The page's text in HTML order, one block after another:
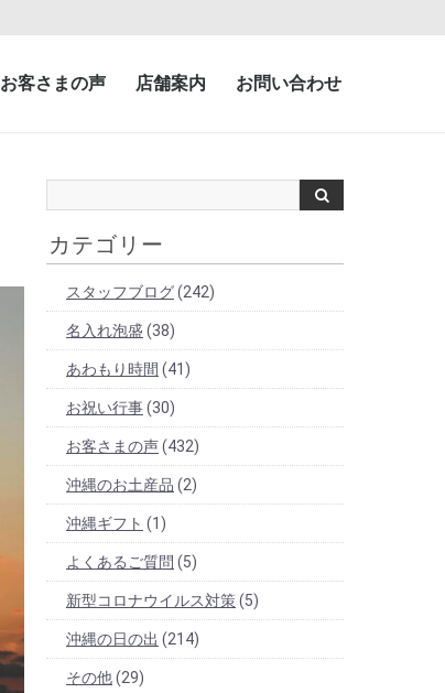
お客さまの声 店舗案内 お問い合わせ
カテゴリー
スタッフブログ(242)
名入れ泡盛 (38)
あわもり時間 (41)
お祝い行事(30)
お客さまの声(432)
沖縄のお土産品 (2)
沖縄ギフト (1)
よくあるご質問 (5)
新型コロナウイルス対策(5)
沖縄の日の出 (214)
その他(29)